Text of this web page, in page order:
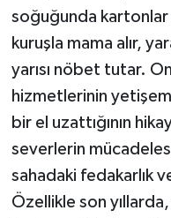
soğuğunda
kuruşla mama alır,
yarısı nöbet tutar.
hizmetlerinin
bir el uzattığının
severlerin
sahadaki fedakarlık
Özellikle son